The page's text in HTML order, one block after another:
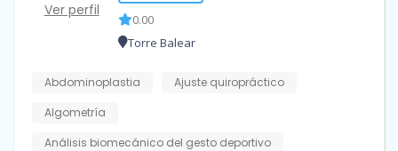
Ver perfil
0.00
Torre Balear
Abdominoplastia
Ajuste quiropráctico
Algometría
Análisis biomecánico del gesto deportivo